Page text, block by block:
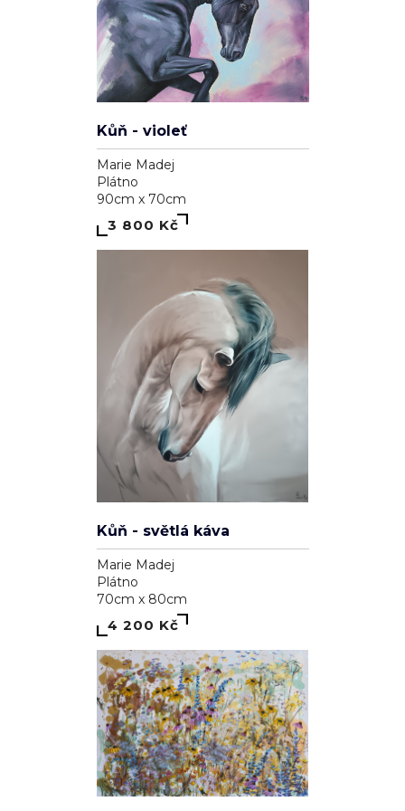
Kůň - violeť
Marie Madej
Plátno
90cm x 70cm
3 800 Kč
Kůň - světlá káva
Marie Madej
Plátno
70cm x 80cm
4 200 Kč